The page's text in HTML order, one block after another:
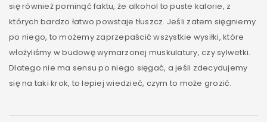
się również pominąć faktu, że alkohol to puste kalorie, z
których bardzo łatwo powstaje tłuszcz. Jeśli zatem sięgniemy
po niego, to możemy zaprzepaścić wszystkie wysiłki, które
włożyliśmy w budowę wymarzonej muskulatury, czy sylwetki.
Dlatego nie ma sensu po niego sięgać, a jeśli zdecydujemy
się na taki krok, to lepiej wiedzieć, czym to może grozić.